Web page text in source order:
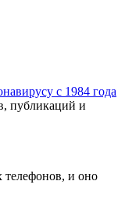
с 1984 года
публикаций и
телефонов, и оно